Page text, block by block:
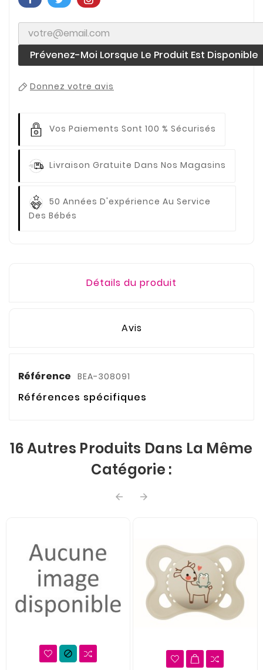
Prévenez-Moi Lorsque Le Produit Est Disponible
Donnez votre avis
Vos Paiements Sont 100 % Sécurisés
Livraison Gratuite Dans Nos Magasins
50 Années D'expérience Au Service
Des Bébés
Détails du produit
Avis
Référence BEA-308091
Références spécifiques
16 Autres Produits Dans La Même
Catégorie :
 
